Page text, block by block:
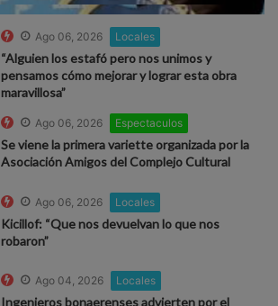
Ago 06, 2026 Locales
“Alguien los estafó pero nos unimos y
pensamos cómo mejorar y lograr esta obra
maravillosa”
Ago 06, 2026 Espectaculos
Se viene la primera variette organizada por la
Asociación Amigos del Complejo Cultural
Ago 06, 2026 Locales
Kicillof: “Que nos devuelvan lo que nos
robaron”
Ago 04, 2026 Locales
Ingenieros bonaerenses advierten por el